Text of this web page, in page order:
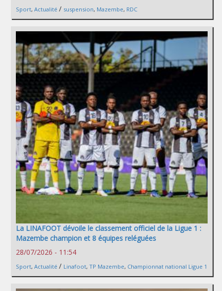
Sport, Actualité / suspension, Mazembe, RDC
La LINAFOOT dévoile le classement officiel de la Ligue 1 :
Mazembe champion et 8 équipes reléguées
28/07/2026 - 11:54
Sport, Actualité / Linafoot, TP Mazembe, Championnat national Ligue 1